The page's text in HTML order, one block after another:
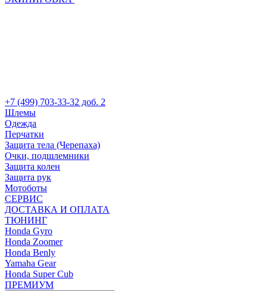
+7 (499) 703-33-32 доб. 2
Шлемы
Одежда
Перчатки
Защита тела (Черепаха)
Очки, подшлемники
Защита колен
Защита рук
Мотоботы
СЕРВИС
ДОСТАВКА И ОПЛАТА
ТЮНИНГ
Honda Gyro
Honda Zoomer
Honda Benly
Yamaha Gear
Honda Super Cub
ПРЕМИУМ